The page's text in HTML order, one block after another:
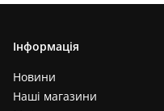
Інформація
Новини
Наші магазини